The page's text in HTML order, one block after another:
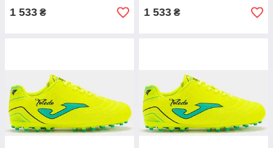
1 533 ₴ 1 533 ₴